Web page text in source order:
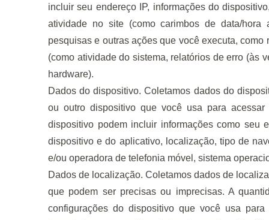
incluir seu endereço IP, informações do
atividade no site (como carimbos de data/
pesquisas e outras ações que você executa,
(como atividade do sistema, relatórios de erro (às
hardware).
Dados do dispositivo. Coletamos dados do
ou outro dispositivo que você usa para
dispositivo podem incluir informações como seu
dispositivo e do aplicativo, localização, tipo de
e/ou operadora de telefonia móvel, sistema
Dados de localização. Coletamos dados de
que podem ser precisas ou imprecisas. A
configurações do dispositivo que você usa